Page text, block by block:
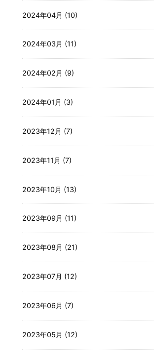
2024年04月 (10)
2024年03月 (11)
2024年02月 (9)
2024年01月 (3)
2023年12月 (7)
2023年11月 (7)
2023年10月 (13)
2023年09月 (11)
2023年08月 (21)
2023年07月 (12)
2023年06月 (7)
2023年05月 (12)